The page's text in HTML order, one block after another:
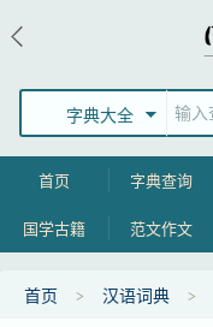
字典大全
首页 字典查询
国学古籍 范文作文
首页 汉语词典